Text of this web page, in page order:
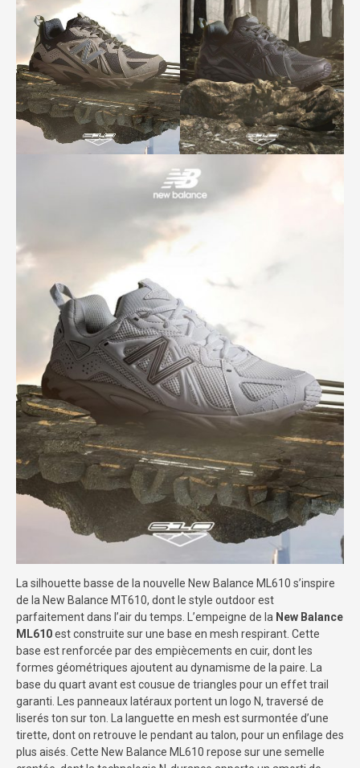
La silhouette basse de la nouvelle New Balance ML610 s’inspire
de la New Balance MT610, dont le style outdoor est
parfaitement dans l’air du temps. L’empeigne de la New Balance
ML610est construite sur une base en mesh respirant. Cette
base est renforcée par des empiècements en cuir, dont les
formes géométriques ajoutent au dynamisme de la paire. La
base du quart avant est cousue de triangles pour un effet trail
garanti. Les panneaux latéraux portent un logo N, traversé de
liserés ton sur ton. La languette en mesh est surmontée d’une
tirette, dont on retrouve le pendant au talon, pour un enfilage des
plus aisés. Cette New Balance ML610 repose sur une semelle